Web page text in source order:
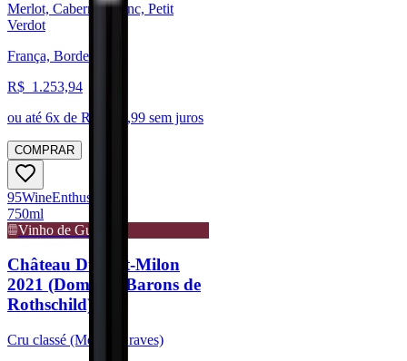
Merlot, Cabernet Franc, Petit
Verdot
França, Bordeaux
R$ 1.253,94
ou até 6x de R$ 208,99 sem juros
COMPRAR
95WineEnthusiast
750ml
Vinho de Guarda
Château Duhart-Milon
2021 (Domaine Barons de
Rothschild)
Cru classé (Médoc/Graves)